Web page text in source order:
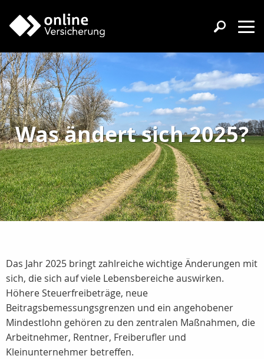
Was ändert sich 2025?
Das Jahr 2025 bringt zahlreiche wichtige Änderungen mit
sich, die sich auf viele Lebensbereiche auswirken.
Höhere Steuerfreibeträge, neue
Beitragsbemessungsgrenzen und ein angehobener
Mindestlohn gehören zu den zentralen Maßnahmen, die
Arbeitnehmer, Rentner, Freiberufler und
Kleinunternehmer betreffen.